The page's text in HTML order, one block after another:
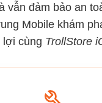
vẫn đảm bảo an
Mobile khám
lợi cùng TrollStore